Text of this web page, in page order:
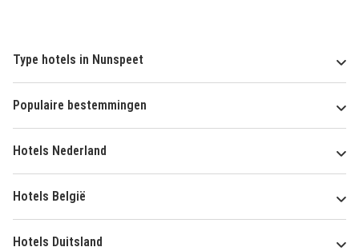
Type hotels in Nunspeet
Populaire bestemmingen
Hotels Nederland
Hotels België
Hotels Duitsland